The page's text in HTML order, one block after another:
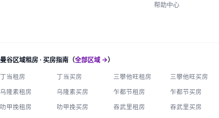
帮助中心
曼谷区域租房 · 买房指南（全部区域 →）
丁当租房 丁当买房 三攀他旺租房 三攀他旺买房
乌隆素租房 乌隆素买房 乍都节租房 乍都节买房
叻甲挽租房 叻甲挽买房 吞武里租房 吞武里买房